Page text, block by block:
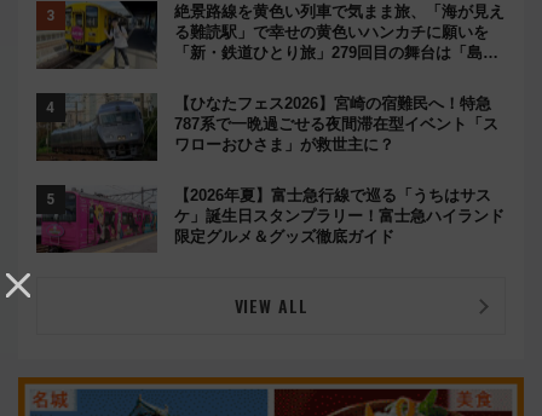
絶景路線を黄色い列車で気まま旅、「海が見え
る難読駅」で幸せの黄色いハンカチに願いを
「新・鉄道ひとり旅」279回目の舞台は「島原
【ひなたフェス2026】宮崎の宿難民へ！特急
787系で一晩過ごせる夜間滞在型イベント「ス
ワローおひさま」が救世主に？
【2026年夏】富士急行線で巡る「うちはサス
ケ」誕生日スタンプラリー！富士急ハイランド
限定グルメ＆グッズ徹底ガイド
VIEW ALL